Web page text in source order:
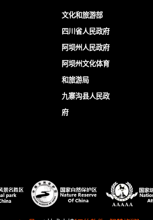
文化和旅游部
四川省人民政府
阿坝州人民政府
阿坝州文化体育
和旅游局
九寨沟县人民政
府